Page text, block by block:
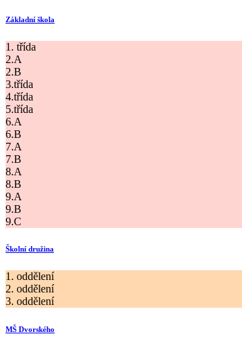
Základní škola
1. třída
2.A
2.B
3.třída
4.třída
5.třída
6.A
6.B
7.A
7.B
8.A
8.B
9.A
9.B
9.C
Školní družina
1. oddělení
2. oddělení
3. oddělení
MŠ Dvorského